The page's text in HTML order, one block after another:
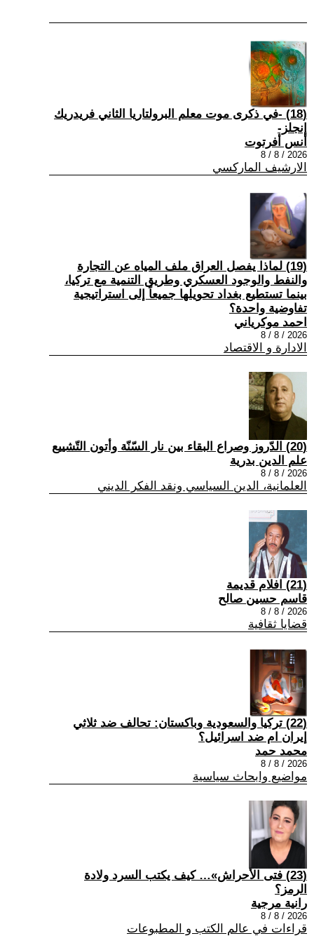
(18) -في ذكرى موت معلم البرولتاريا الثاني فريدريك
إنجلز-
أنس أفرتوت
2026 / 8 / 8
الارشيف الماركسي
(19) لماذا يفصل العراق ملف المياه عن التجارة
والنفط والوجود العسكري وطريق التنمية مع تركيا،
بينما تستطيع بغداد تحويلها جميعاً إلى استراتيجية
تفاوضية واحدة؟
احمد موكرياني
2026 / 8 / 8
الادارة و الاقتصاد
(20) الدّروز وصراع البقاء بين نار السّنّة وأتون التّشييع
علم الدين بدرية
2026 / 8 / 8
العلمانية، الدين السياسي ونقد الفكر الديني
(21) افلام قديمة
قاسم حسين صالح
2026 / 8 / 8
قضايا ثقافية
(22) تركيا والسعودية وباكستان: تحالف ضد ثلاثي
إيران ام ضد اسرائيل؟
محمد حمد
2026 / 8 / 8
مواضيع وابحاث سياسية
(23) فتى الأحراش»… كيف يكتب السرد ولادة
الرمز؟
رانية مرجية
2026 / 8 / 8
قراءات في عالم الكتب و المطبوعات